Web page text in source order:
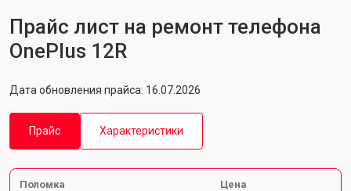
Прайс лист на ремонт телефона
OnePlus 12R
Дата обновления прайса: 16.07.2026
Прайс Характеристики
Поломка Цена